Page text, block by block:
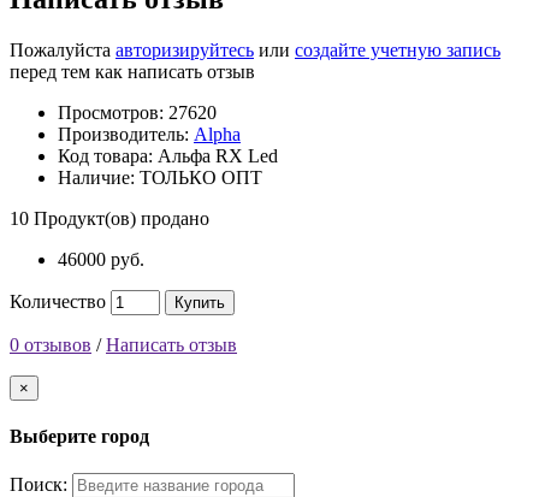
Пожалуйста авторизируйтесь или создайте учетную запись
перед тем как написать отзыв
Просмотров: 27620
Производитель: Alpha
Код товара: Альфа RX Led
Наличие: ТОЛЬКО ОПТ
10 Продукт(ов) продано
46000 руб.
Количество Купить
0 отзывов /Написать отзыв
×
Выберите город
Поиск: